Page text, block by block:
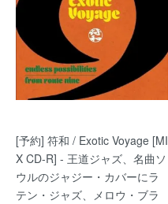
[予約] 符和 / Exotic Voyage [MI
X CD-R] - 王道ジャズ、名曲ソ
ウルのジャジー・カバーにラ
テン・ジャズ、メロウ・ブラ